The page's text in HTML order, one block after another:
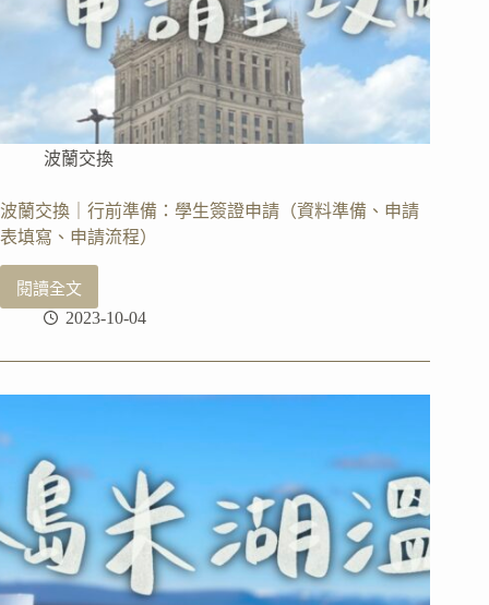
點、
散
地
圖，
滿
❤️
的
城
市
波蘭交換
波蘭交換｜行前準備：學生簽證申請（資料準備、申請
表填寫、申請流程）
閱讀全文
波
蘭
換
準
備：
學
生
簽
證
2023-10-04